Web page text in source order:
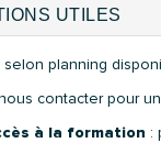
UTILES
selon planning
contacter pour
à la formation :